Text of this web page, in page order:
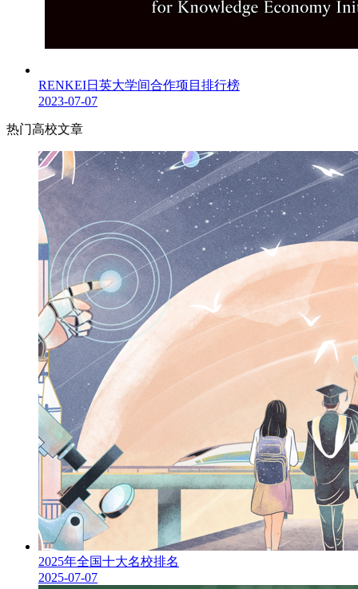
RENKEI日英大学间合作项目排行榜
2023-07-07
热门高校文章
2025年全国十大名校排名
2025-07-07